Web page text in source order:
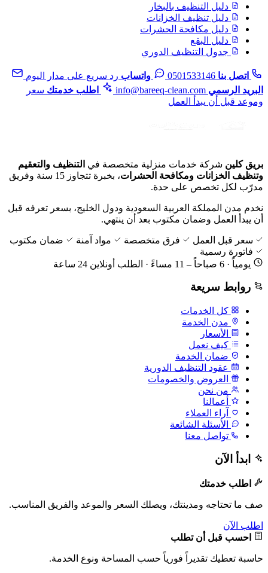
دليل التنظيف بالبخار
دليل تنظيف الخزانات
دليل مكافحة الحشرات
دليل البقع
جدول التنظيف الدوري
اتصل بنا 0501533146 واتساب رد سريع على مدار اليوم
البريد الرسمي info@bareeq-clean.com اطلب خدمتك سعر
وموعد قبل أن يبدأ العمل
بريق كلين شركة خدمات منزلية متخصصة في التنظيف والتعقيم
وتنظيف الخزانات ومكافحة الحشرات
، بخبرة تتجاوز 15 سنة وفريق
مدرّب لكل تخصص على حدة.
نخدم مدن المملكة العربية السعودية ودول الخليج، بسعر تعرفه قبل
أن يبدأ العمل وضمان مكتوب بعد أن ينتهي.
سعر قبل العمل فرق متخصصة مواد آمنة
ضمان مكتوب
فاتورة رسمية
يومياً · 6 صباحاً – 11 مساءً · الطلب أونلاين 24 ساعة
روابط سريعة
كل الخدمات
مدن الخدمة
الأسعار
كيف نعمل
ضمان الخدمة
عقود التنظيف الدورية
العروض والخصومات
من نحن
أعمالنا
آراء العملاء
الأسئلة الشائعة
تواصل معنا
ابدأ الآن
اطلب خدمتك
صف ما تحتاجه ومدينتك، ويصلك السعر والموعد والفريق المناسب.
اطلب الآن
احسب قبل أن تطلب
حاسبة تعطيك تقديراً فورياً حسب المساحة ونوع الخدمة.